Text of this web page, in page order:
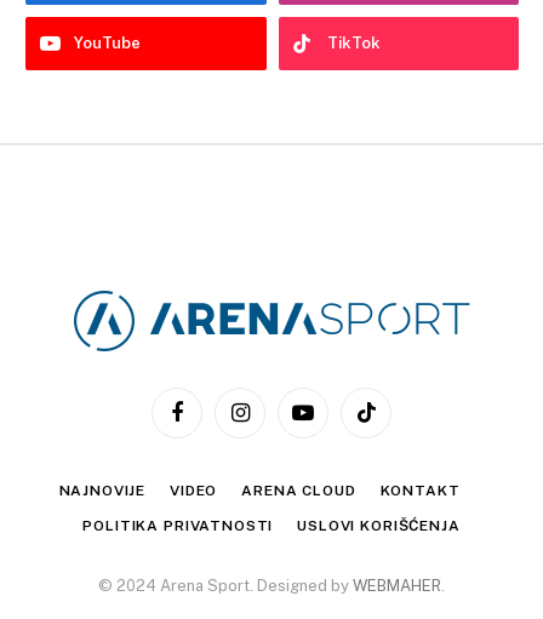
YouTube TikTok
FacebookInstagramYouTubeTikTok
NAJNOVIJE VIDEO ARENA CLOUD KONTAKT
POLITIKA PRIVATNOSTI USLOVI KORIŠĆENJA
© 2024 Arena Sport. Designed by WEBMAHER.